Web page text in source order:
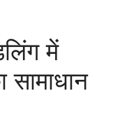
में
सामाधान